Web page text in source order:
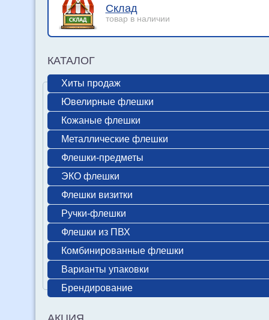
Склад
товар в наличии
КАТАЛОГ
Хиты продаж
Ювелирные флешки
Кожаные флешки
Металлические флешки
Флешки-предметы
ЭКО флешки
Флешки визитки
Ручки-флешки
Флешки из ПВХ
Комбинированные флешки
Варианты упаковки
Брендирование